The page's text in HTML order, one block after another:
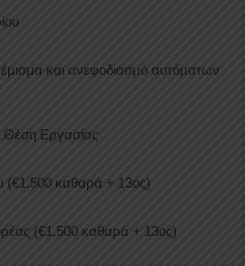
και ανεφοδιασμό αυτόματων
Θέση Εργασίας
(€1.500 καθαρά + 13ος)
(€1.500 καθαρά + 13ος)